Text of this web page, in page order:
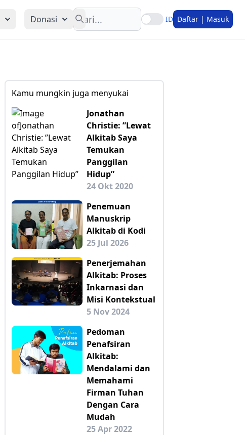
Donasi
Search
ID Daftar | Masuk
Kamu mungkin juga menyukai
Jonathan
Christie: ”Lewat
Alkitab Saya
Temukan
Panggilan
Hidup”
24 Okt 2020
Penemuan
Manuskrip
Alkitab di Kodi
25 Jul 2026
Penerjemahan
Alkitab: Proses
Inkarnasi dan
Misi Kontekstual
5 Nov 2024
Pedoman
Penafsiran
Alkitab:
Mendalami dan
Memahami
Firman Tuhan
Dengan Cara
Mudah
25 Apr 2022